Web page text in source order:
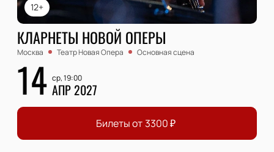
12+
КЛАРНЕТЫ НОВОЙ ОПЕРЫ
Москва Театр Новая Опера Основная сцена
14 ср, 19:00
АПР 2027
Билеты от3300₽